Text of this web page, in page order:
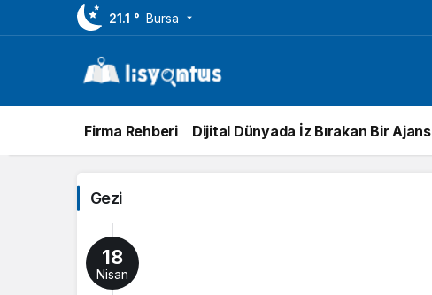
21.1 ° Bursa
Firma Rehberi Dijital Dünyada İz Bırakan Bir Ajans
Gezi
18
Nisan